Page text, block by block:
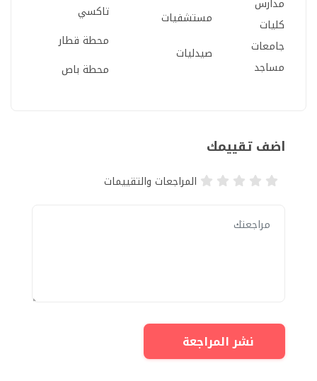
كليات
جامعات
مساجد
مستشفيات
صيدليات
تاكسي
محطة قطار
محطة باص
اضف تقييمك
المراجعات والتقييمات
نشر المراجعة